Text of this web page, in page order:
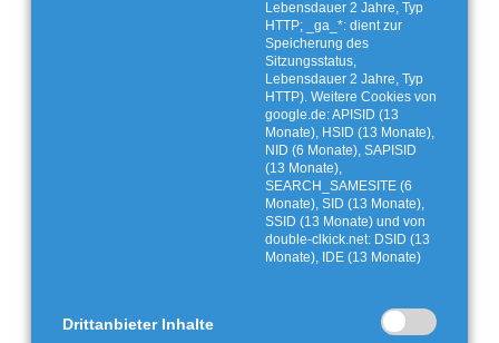
Lebensdauer 2 Jahre, Typ
HTTP; _ga_*: dient zur
Speicherung des
Sitzungsstatus,
Lebensdauer 2 Jahre, Typ
HTTP). Weitere Cookies von
google.de: APISID (13
Monate), HSID (13 Monate),
NID (6 Monate), SAPISID
(13 Monate),
SEARCH_SAMESITE (6
Monate), SID (13 Monate),
SSID (13 Monate) und von
double-clkick.net: DSID (13
Monate), IDE (13 Monate)
Drittanbieter Inhalte